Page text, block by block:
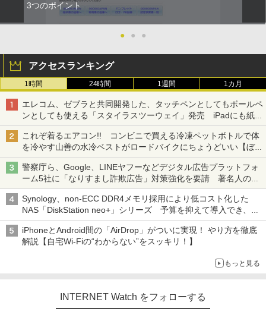
3つのポイント
● ● ●
アクセスランキング
1時間 24時間 1週間 1カ月
エレコム、ゼブラと共同開発した、タッチペンとしてもボールペ
ンとしても使える「スタイラスツーウェイ」発売 iPadにも紙に
も、持ち替えずに書き込める
これぞ着るエアコン!! コンビニで買える冷凍ペットボトルで体
を冷やす山善の水冷ベストがロードバイクにちょうどいい【ぼっ
ち・ざ・ろーど！その14】【空いた時間でなにしてる？】
警察庁ら、Google、LINEヤフーなどデジタル広告プラットフォ
ーム5社に「なりすまし詐欺広告」対策強化を要請 著名人の写
真や映像を使った投資詐欺などへの対策として
Synology、non-ECC DDR4メモリ採用により低コスト化した
NAS「DiskStation neo+」シリーズ 予算を抑えて導入でき、
ECCメモリへのアップグレードも可能
iPhoneとAndroid間の「AirDrop」がついに実現！ やり方を徹底
解説【自宅Wi-Fiの“わからない”をスッキリ！】
もっと見る
INTERNET Watch をフォローする